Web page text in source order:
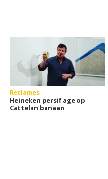
Reclames
Heineken persiflage op
Cattelan banaan